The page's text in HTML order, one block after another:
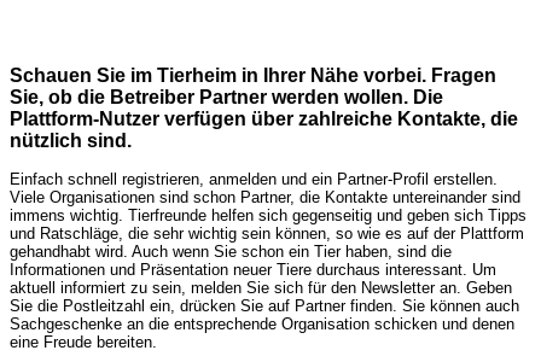
Schauen Sie im Tierheim in Ihrer Nähe vorbei. Fragen
Sie, ob die Betreiber Partner werden wollen. Die
Plattform-Nutzer verfügen über zahlreiche Kontakte, die
nützlich sind.
Einfach schnell registrieren, anmelden und ein Partner-Profil erstellen.
Viele Organisationen sind schon Partner, die Kontakte untereinander sind
immens wichtig. Tierfreunde helfen sich gegenseitig und geben sich Tipps
und Ratschläge, die sehr wichtig sein können, so wie es auf der Plattform
gehandhabt wird. Auch wenn Sie schon ein Tier haben, sind die
Informationen und Präsentation neuer Tiere durchaus interessant. Um
aktuell informiert zu sein, melden Sie sich für den Newsletter an. Geben
Sie die Postleitzahl ein, drücken Sie auf Partner finden. Sie können auch
Sachgeschenke an die entsprechende Organisation schicken und denen
eine Freude bereiten.